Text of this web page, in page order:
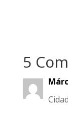
5